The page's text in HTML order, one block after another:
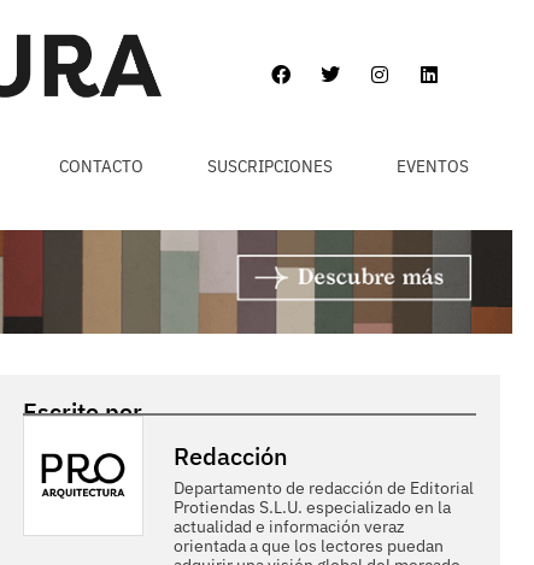
CONTACTO SUSCRIPCIONES EVENTOS
Escrito por
Redacción
Departamento de redacción de Editorial
Protiendas S.L.U. especializado en la
actualidad e información veraz
orientada a que los lectores puedan